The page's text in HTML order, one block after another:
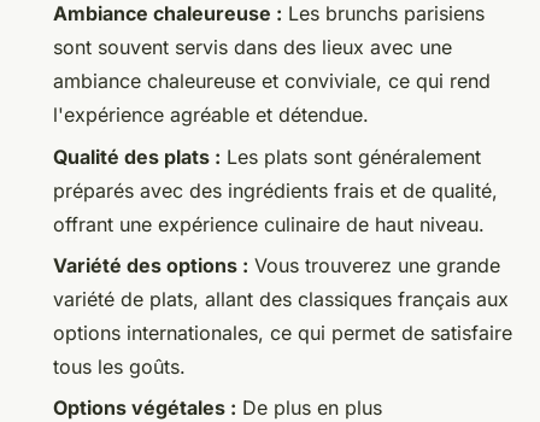
Ambiance chaleureuse : Les brunchs parisiens
sont souvent servis dans des lieux avec une
ambiance chaleureuse et conviviale, ce qui rend
l'expérience agréable et détendue.
Qualité des plats : Les plats sont généralement
préparés avec des ingrédients frais et de qualité,
offrant une expérience culinaire de haut niveau.
Variété des options : Vous trouverez une grande
variété de plats, allant des classiques français aux
options internationales, ce qui permet de satisfaire
tous les goûts.
Options végétales : De plus en plus